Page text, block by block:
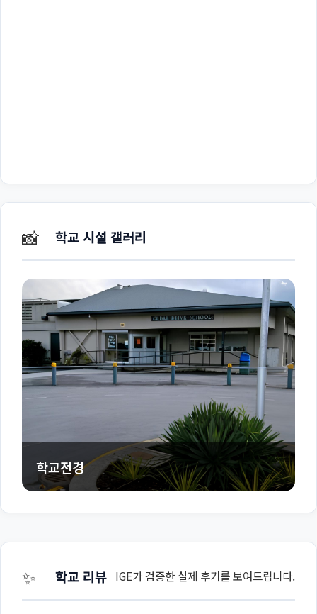
📸 학교 시설 갤러리
학교전경
✨ 학교 리뷰 IGE가 검증한 실제 후기를 보여드립니다.